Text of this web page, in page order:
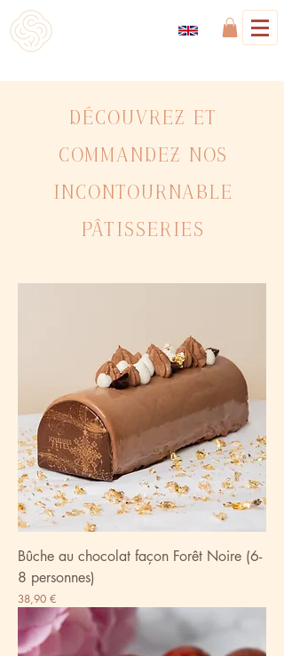
Découvrez et
commandez nos
incontournable
pâtisseries
Bûche au chocolat façon Forêt Noire (6-
8 personnes)
Prix
38,90 €